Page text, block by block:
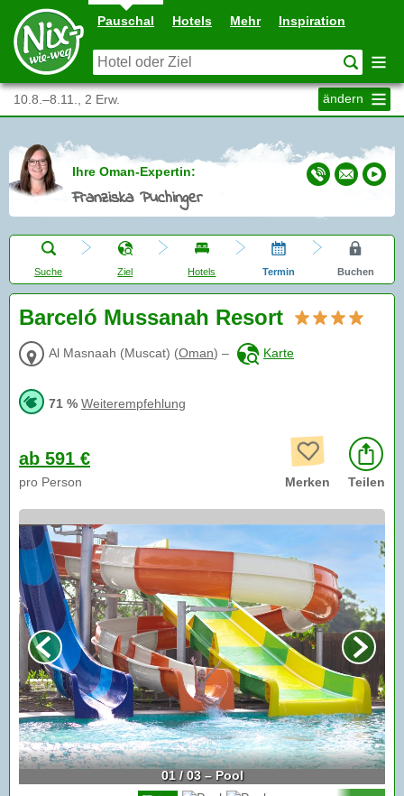
Pauschal Hotels Mehr Inspiration
10.8.–8.11., 2 Erw. ändern
Ihre Oman-Expertin:
Franziska Puchinger
Suche Ziel Hotels Termin Buchen
Barceló Mussanah Resort
Al Masnaah (Muscat) (Oman) – Karte
71 % Weiterempfehlung
ab 591 €
pro Person Merken Teilen
01 / 03 – Pool